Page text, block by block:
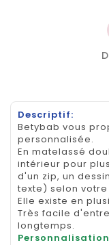
Descriptif:
Betybab vous
personnalisée.
En matelassé
intérieur pour
d'un zip, un
texte) selon votre
Elle existe en
Très facile
longtemps.